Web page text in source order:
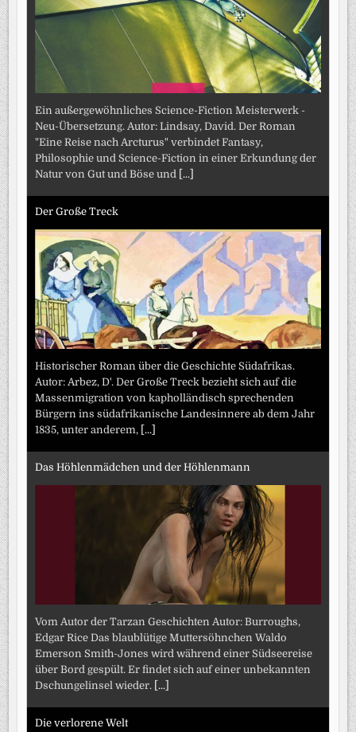
Ein außergewöhnliches Science-Fiction Meisterwerk -
Neu-Übersetzung. Autor: Lindsay, David. Der Roman
"Eine Reise nach Arcturus" verbindet Fantasy,
Philosophie und Science-Fiction in einer Erkundung der
Natur von Gut und Böse und [...]
Der Große Treck
Historischer Roman über die Geschichte Südafrikas.
Autor: Arbez, D'. Der Große Treck bezieht sich auf die
Massenmigration von kapholländisch sprechenden
Bürgern ins südafrikanische Landesinnere ab dem Jahr
1835, unter anderem, [...]
Das Höhlenmädchen und der Höhlenmann
Vom Autor der Tarzan Geschichten Autor: Burroughs,
Edgar Rice Das blaublütige Muttersöhnchen Waldo
Emerson Smith-Jones wird während einer Südseereise
über Bord gespült. Er findet sich auf einer unbekannten
Dschungelinsel wieder. [...]
Die verlorene Welt